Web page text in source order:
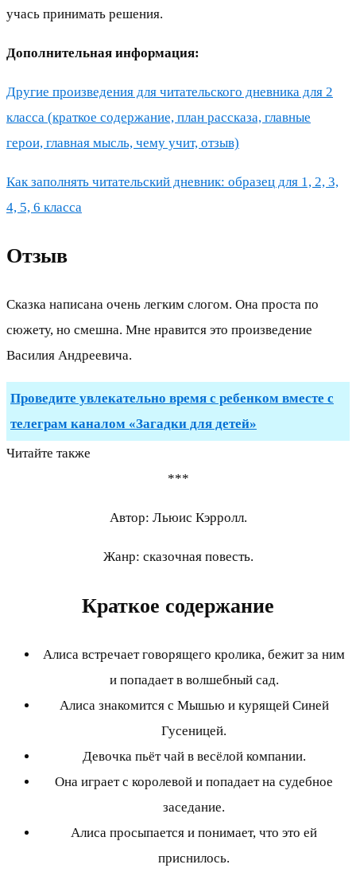
учась принимать решения.
Дополнительная информация:
Другие произведения для читательского дневника для 2
класса (краткое содержание, план рассказа, главные
герои, главная мысль, чему учит, отзыв)
Как заполнять читательский дневник: образец для 1, 2, 3,
4, 5, 6 класса
Отзыв
Сказка написана очень легким слогом. Она проста по
сюжету, но смешна. Мне нравится это произведение
Василия Андреевича.
Проведите увлекательно время с ребенком вместе с
телеграм каналом «Загадки для детей»
Читайте также
***
Автор: Льюис Кэрролл.
Жанр: сказочная повесть.
Краткое содержание
Алиса встречает говорящего кролика, бежит за ним
и попадает в волшебный сад.
Алиса знакомится с Мышью и курящей Синей
Гусеницей.
Девочка пьёт чай в весёлой компании.
Она играет с королевой и попадает на судебное
заседание.
Алиса просыпается и понимает, что это ей
приснилось.